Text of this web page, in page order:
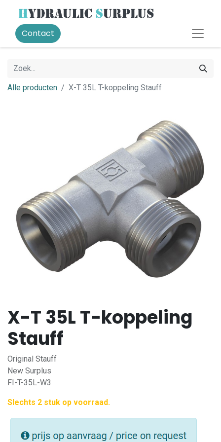
Contact
Alle producten X-T 35L T-koppeling Stauff
X-T 35L T-koppeling
Stauff
Original Stauff
New Surplus
FI-T-35L-W3
Slechts 2 stuk op voorraad.